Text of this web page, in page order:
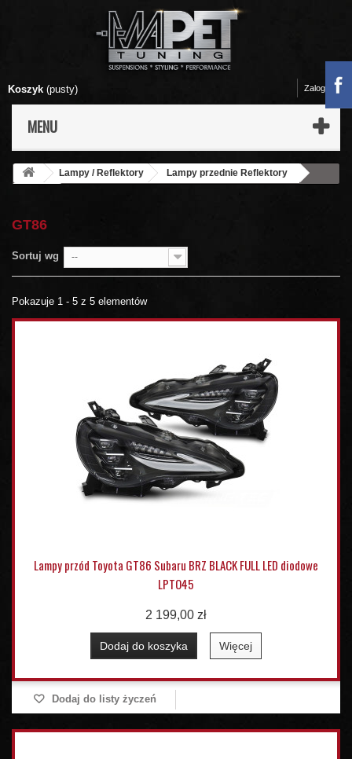
Koszyk (pusty)
MENU
Zaloguj się
Lampy / Reflektory
Lampy przednie Reflektory
GT86
Sortuj wg --
Pokazuje 1 - 5 z 5 elementów
Lampy przód Toyota GT86 Subaru BRZ BLACK FULL LED diodowe
LPTO45
2 199,00 zł
Dodaj do koszyka Więcej
Dodaj do listy życzeń